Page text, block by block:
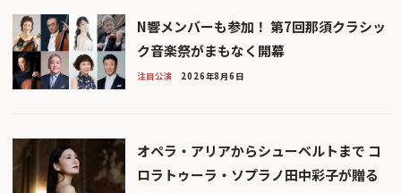
N響メンバーも参加！ 第7回那須クラシッ
ク音楽祭がまもなく開幕
注目公演 2026年8月6日
オペラ・アリアからシューベルトまで コ
ロラトゥーラ・ソプラノ田中彩子が贈る